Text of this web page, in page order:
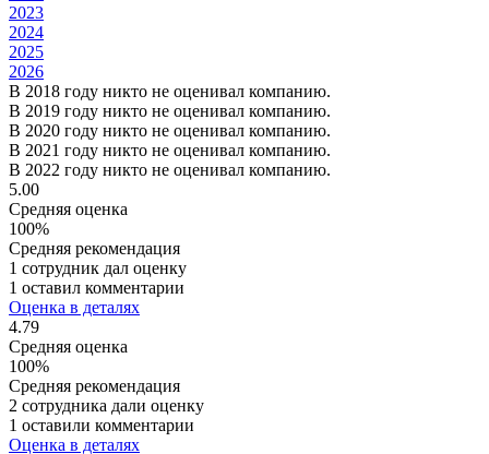
2023
2024
2025
2026
В 2018 году никто не оценивал компанию.
В 2019 году никто не оценивал компанию.
В 2020 году никто не оценивал компанию.
В 2021 году никто не оценивал компанию.
В 2022 году никто не оценивал компанию.
5.00
Средняя оценка
100%
Средняя рекомендация
1 сотрудник дал оценку
1 оставил комментарии
Оценка в деталях
4.79
Средняя оценка
100%
Средняя рекомендация
2 сотрудника дали оценку
1 оставили комментарии
Оценка в деталях